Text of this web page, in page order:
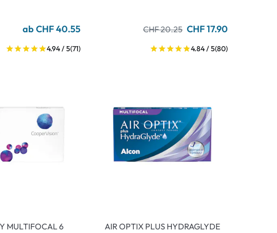
ab CHF 40.55
4.94 / 5(71)
CHF 20.25 CHF 17.90
4.84 / 5(80)
MULTIFOCAL 6
AIR OPTIX PLUS HYDRAGLYDE